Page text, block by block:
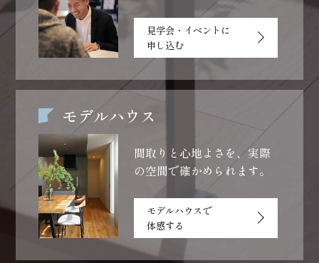
見学会・イベントに
申し込む
モデルハウス
間取りと心地よさを、 実際
の空間で確かめられます。
モデルハウスで
体感する